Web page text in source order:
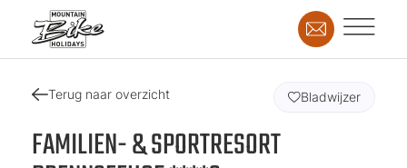
Terug naar overzicht
FAMILIEN- & SPORTRESORT
Bladwijzer